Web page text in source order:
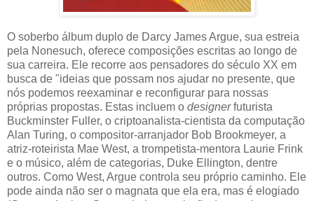
O soberbo álbum duplo de Darcy James Argue, sua estreia
pela Nonesuch, oferece composições escritas ao longo de
sua carreira. Ele recorre aos pensadores do século XX em
busca de "ideias que possam nos ajudar no presente, que
nós podemos reexaminar e reconfigurar para nossas
próprias propostas. Estas incluem o designerfuturista
Buckminster Fuller, o criptoanalista-cientista da computação
Alan Turing, o compositor-arranjador Bob Brookmeyer, a
atriz-roteirista Mae West, a trompetista-mentora Laurie Frink
e o músico, além de categorias, Duke Ellington, dentre
outros. Como West, Argue controla seu próprio caminho. Ele
pode ainda não ser o magnata que ela era, mas é elogiado